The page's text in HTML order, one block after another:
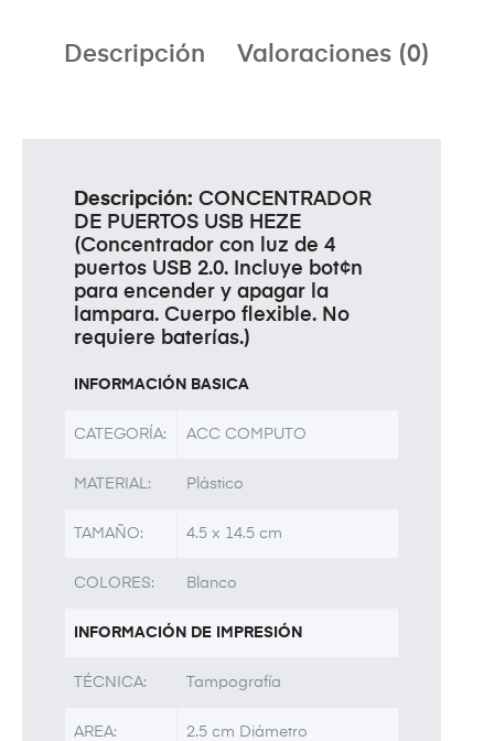
Descripción Valoraciones (0)
Descripción: CONCENTRADOR
DE PUERTOS USB HEZE
(Concentrador con luz de 4
puertos USB 2.0. Incluye bot¢n
para encender y apagar la
lampara. Cuerpo flexible. No
requiere baterías.)
INFORMACIÓN BASICA
CATEGORÍA: ACC COMPUTO
MATERIAL: Plástico
TAMAÑO: 4.5 x 14.5 cm
COLORES: Blanco
INFORMACIÓN DE IMPRESIÓN
TÉCNICA: Tampografía
AREA: 2.5 cm Diámetro